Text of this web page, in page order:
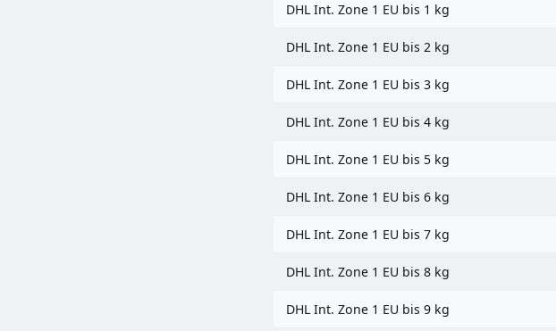
DHL Int. Zone 1 EU bis 1 kg
DHL Int. Zone 1 EU bis 2 kg
DHL Int. Zone 1 EU bis 3 kg
DHL Int. Zone 1 EU bis 4 kg
DHL Int. Zone 1 EU bis 5 kg
DHL Int. Zone 1 EU bis 6 kg
DHL Int. Zone 1 EU bis 7 kg
DHL Int. Zone 1 EU bis 8 kg
DHL Int. Zone 1 EU bis 9 kg